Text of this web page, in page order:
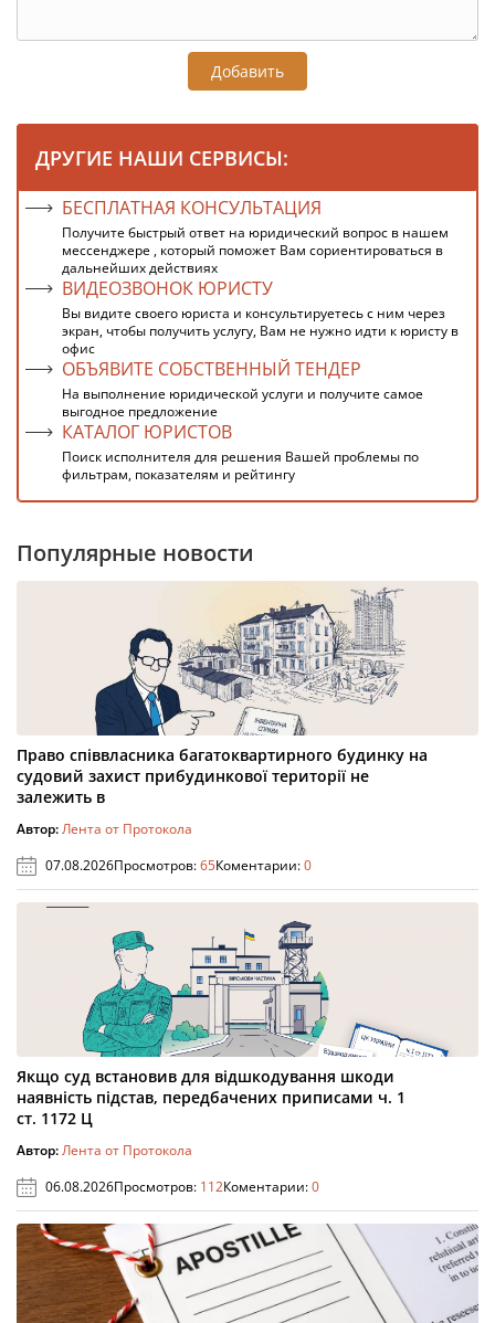
Добавить
ДРУГИЕ НАШИ СЕРВИСЫ:
БЕСПЛАТНАЯ КОНСУЛЬТАЦИЯ
Получите быстрый ответ на юридический вопрос в нашем
мессенджере , который поможет Вам сориентироваться в
дальнейших действиях
ВИДЕОЗВОНОК ЮРИСТУ
Вы видите своего юриста и консультируетесь с ним через
экран, чтобы получить услугу, Вам не нужно идти к юристу в
офис
ОБЪЯВИТЕ СОБСТВЕННЫЙ ТЕНДЕР
На выполнение юридической услуги и получите самое
выгодное предложение
КАТАЛОГ ЮРИСТОВ
Поиск исполнителя для решения Вашей проблемы по
фильтрам, показателям и рейтингу
Популярные новости
Право співвласника багатоквартирного будинку на
судовий захист прибудинкової території не
залежить в
Автор:Лента от Протокола
07.08.2026Просмотров:65Коментарии:0
Якщо суд встановив для відшкодування шкоди
наявність підстав, передбачених приписами ч. 1
ст. 1172 Ц
Автор:Лента от Протокола
06.08.2026Просмотров: 112Коментарии:0